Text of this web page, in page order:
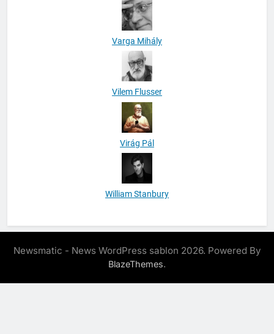
Varga Mihály
Vilem Flusser
Virág Pál
William Stanbury
Newsmatic - News WordPress sablon 2026. Powered By
BlazeThemes.